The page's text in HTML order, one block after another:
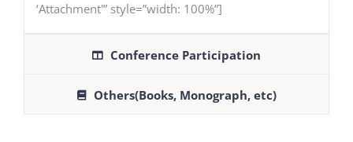
‘Attachment'” style=”width: 100%”]
Conference Participation
Others(Books, Monograph, etc)